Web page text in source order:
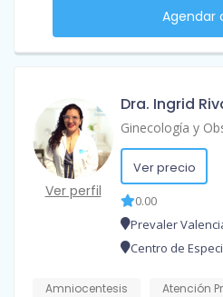
Agendar
Ver perfil
Dra. Ingrid
Ginecología y
Ver precio
0.00
Prevaler
Centro de
Amniocentesis
Atención